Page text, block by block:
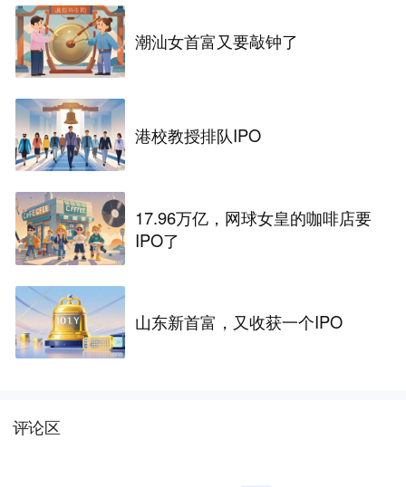
潮汕女首富又要敲钟了
港校教授排队IPO
17.96万亿，网球女皇的咖啡店要
IPO了
山东新首富，又收获一个IPO
评论区